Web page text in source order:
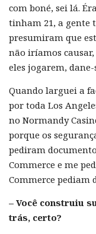
com boné, sei lá.
tinham 21, a gente
presumiram que
não iríamos
eles jogarem, dane-
Quando larguei a
por toda Los
no Normandy
porque os
pediram
Commerce e me
Commerce pediam
– Você construiu
trás, certo?